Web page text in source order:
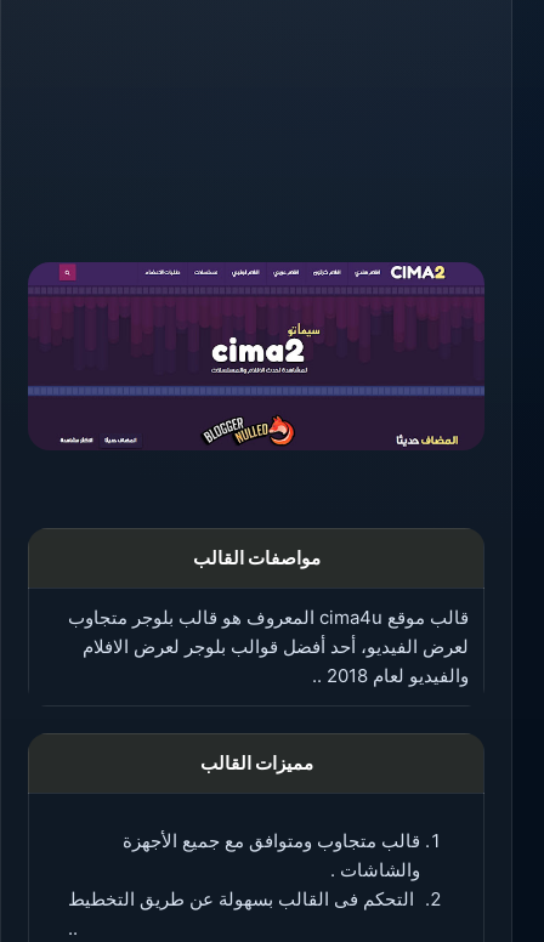
مواصفات القالب
قالب موقع cima4u المعروف هو قالب بلوجر متجاوب
لعرض الفيديو، أحد أفضل قوالب بلوجر لعرض الافلام
والفيديو لعام 2018 ..
مميزات القالب
قالب متجاوب ومتوافق مع جميع الأجهزة
والشاشات .
التحكم فى القالب بسهولة عن طريق التخطيط
..